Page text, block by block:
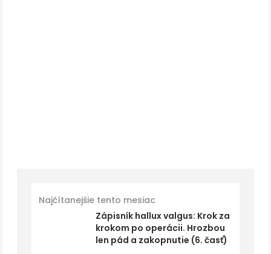
Najčítanejšie tento mesiac
Zápisník hallux valgus: Krok za
krokom po operácii. Hrozbou
len pád a zakopnutie (6. časť)